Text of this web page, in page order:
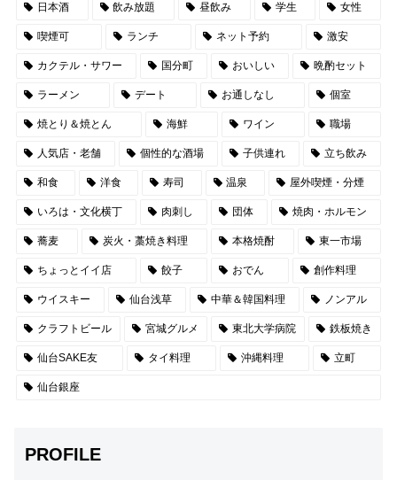
日本酒 飲み放題 昼飲み 学生 女性
喫煙可 ランチ ネット予約 激安
カクテル・サワー 国分町 おいしい 晩酌セット
ラーメン デート お通しなし 個室
焼とり＆焼とん 海鮮 ワイン 職場
人気店・老舗 個性的な酒場 子供連れ 立ち飲み
和食 洋食 寿司 温泉 屋外喫煙・分煙
いろは・文化横丁 肉刺し 団体 焼肉・ホルモン
蕎麦 炭火・藁焼き料理 本格焼酎 東一市場
ちょっとイイ店 餃子 おでん 創作料理
ウイスキー 仙台浅草 中華＆韓国料理 ノンアル
クラフトビール 宮城グルメ 東北大学病院 鉄板焼き
仙台SAKE友 タイ料理 沖縄料理 立町
仙台銀座
PROFILE